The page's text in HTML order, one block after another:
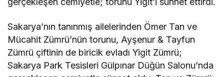
Sakarya’nın tanınmış ailelerinden Ömer Tan ve
Mücahit Zümrü’nün torunu, Ayşenur & Tayfun
Zümrü çiftinin de biricik evladı Yigit Zümrü;
Sakarya Park Tesisleri Gülpınar Düğün Salonu’nda